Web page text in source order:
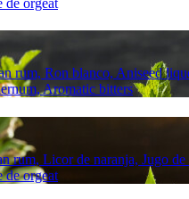
rum, Ron blanco, Aniseed
Aromatic bitters
rum, Licor de naranja, Jugo
de orgeat